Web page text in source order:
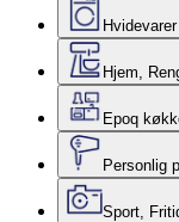
Hvidevarer
Hjem,
Epoq
Personlig
Sport,